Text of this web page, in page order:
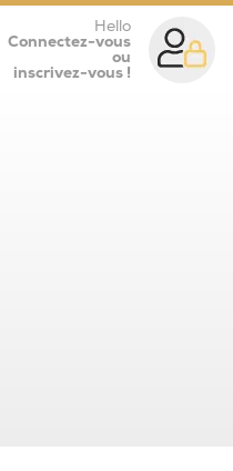
Hello
Connectez-vous
ou
inscrivez-vous !